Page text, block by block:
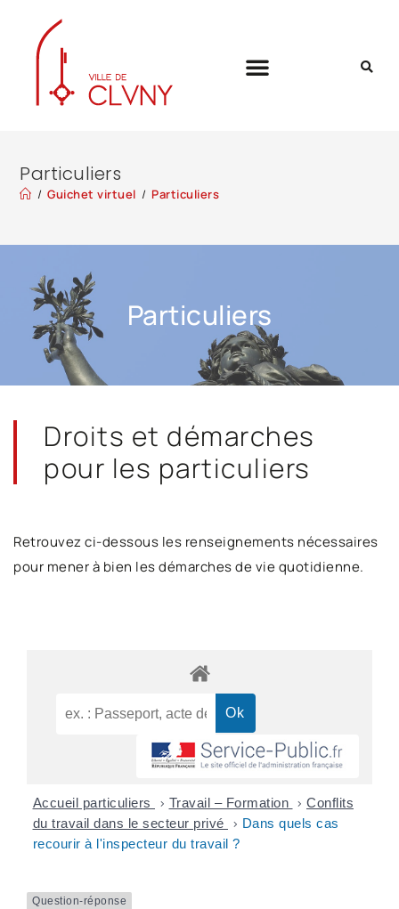
Particuliers
/ Guichet virtuel / Particuliers
Particuliers
Droits et démarches
pour les particuliers
Retrouvez ci-dessous les renseignements nécessaires
pour mener à bien les démarches de vie quotidienne.
Accueil particuliers > Travail – Formation > Conflits
du travail dans le secteur privé
> Dans quels cas
recourir à l'inspecteur du travail ?
Question-réponse